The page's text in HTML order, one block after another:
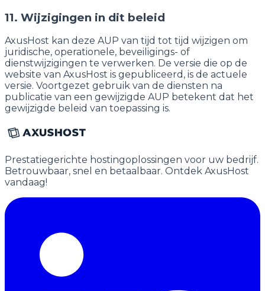
11. Wijzigingen in dit beleid
AxusHost kan deze AUP van tijd tot tijd wijzigen om
juridische, operationele, beveiligings- of
dienstwijzigingen te verwerken. De versie die op de
website van AxusHost is gepubliceerd, is de actuele
versie. Voortgezet gebruik van de diensten na
publicatie van een gewijzigde AUP betekent dat het
gewijzigde beleid van toepassing is.
Prestatiegerichte hostingoplossingen voor uw bedrijf.
Betrouwbaar, snel en betaalbaar. Ontdek AxusHost
vandaag!